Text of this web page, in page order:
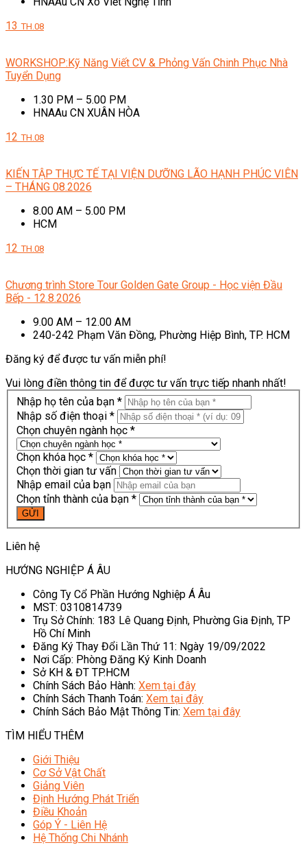
13 TH.08
WORKSHOP:Kỹ Năng Viết CV & Phỏng Vấn Chinh Phục Nhà
Tuyển Dụng
1.30 PM – 5.00 PM
HNAAu CN XUÂN HÒA
12 TH.08
KIẾN TẬP THỰC TẾ TẠI VIỆN DƯỠNG LÃO HẠNH PHÚC VIÊN
– THÁNG 08.2026
8.00 AM – 5.00 PM
HCM
12 TH.08
Chương trình Store Tour Golden Gate Group - Học viện Đầu
Bếp - 12.8.2026
9.00 AM – 12.00 AM
240-242 Phạm Văn Đồng, Phường Hiệp Bình, TP. HCM
Đăng ký để được tư vấn miễn phí!
Vui lòng điền thông tin để được tư vấn trực tiếp nhanh nhất!
Nhập họ tên của bạn *
Nhập số điện thoại *
Chọn chuyên ngành học *
Chọn khóa học *
Chọn thời gian tư vấn
Nhập email của bạn
Chọn tỉnh thành của bạn *
Liên hệ
HƯỚNG NGHIỆP Á ÂU
Công Ty Cổ Phần Hướng Nghiệp Á Âu
MST: 0310814739
Trụ Sở Chính: 183 Lê Quang Định, Phường Gia Định, TP
Hồ Chí Minh
Đăng Ký Thay Đổi Lần Thứ 11: Ngày 19/09/2022
Nơi Cấp: Phòng Đăng Ký Kinh Doanh
Sở KH & ĐT TP.HCM
Chính Sách Bảo Hành: Xem tại đây
Chính Sách Thanh Toán: Xem tại đây
Chính Sách Bảo Mật Thông Tin: Xem tại đây
TÌM HIỂU THÊM
Giới Thiệu
Cơ Sở Vật Chất
Giảng Viên
Định Hướng Phát Triển
Điều Khoản
Góp Ý - Liên Hệ
Hệ Thống Chi Nhánh